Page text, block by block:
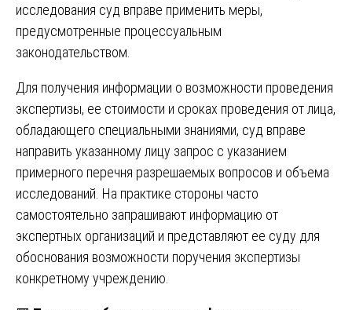
исследования суд вправе применить меры,
предусмотренные процессуальным
законодательством.
Для получения информации о возможности проведения
экспертизы, ее стоимости и сроках проведения от лица,
обладающего специальными знаниями, суд вправе
направить указанному лицу запрос с указанием
примерного перечня разрешаемых вопросов и объема
исследований. На практике стороны часто
самостоятельно запрашивают информацию от
экспертных организаций и представляют ее суду для
обоснования возможности поручения экспертизы
конкретному учреждению.